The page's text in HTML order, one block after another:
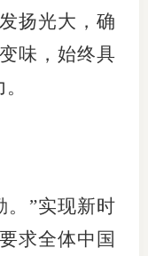
扬光大，确
味，始终具
”实现新时
求全体中国